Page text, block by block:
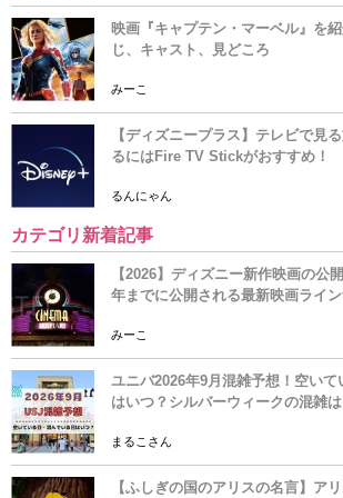
映画『キャプテン・マーベル』を
じ、キャスト、見どころ
みーこ
【ディズニープラス】テレビで見
るにはFire TV Stickがおすすめ！
るんにゃん
カテゴリ新着記事
【2026】ディズニー新作映画の公
年までに公開される最新映画ライ
みーこ
ユニバ2026年9月混雑予想！空いて
はいつ？シルバーウィークの混雑は
まるこさん
【ふしぎの国のアリスの名言】ア